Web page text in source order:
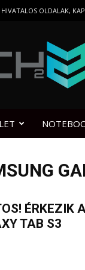
HIVATALOS OLDALAK,
ÉRKEZIK
TAB S3